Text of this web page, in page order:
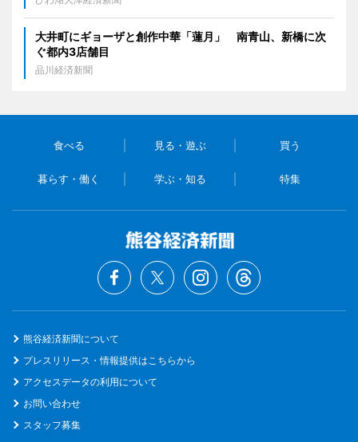
大井町にギョーザと創作中華「蓮月」 南青山、新橋に次
ぐ都内3店舗目
品川経済新聞
食べる 見る・遊ぶ 買う
暮らす・働く 学ぶ・知る 特集
熊谷経済新聞について
プレスリリース・情報提供はこちらから
アクセスデータの利用について
お問い合わせ
スタッフ募集